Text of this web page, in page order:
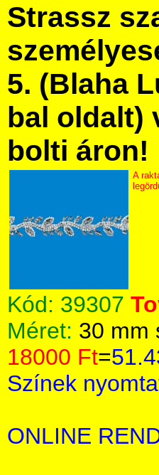
Strassz
5. (Blaha
bal oldalt)
bolti áron!
A
Kód: 39307
Méret: 30 mm
18000 Ft=
Színek
ONLINE